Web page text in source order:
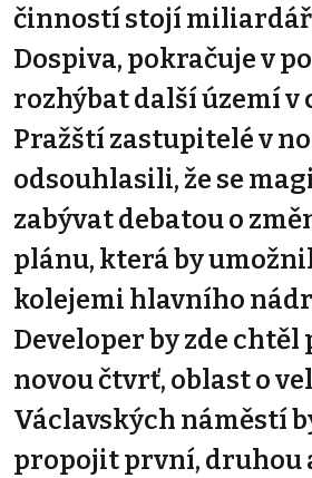
činností stojí
Dospiva, pokračuje v
rozhýbat další území v
Pražští zastupitelé v
odsouhlasili, že se
zabývat debatou o
plánu, která by
kolejemi hlavního
Developer by zde chtěl
novou čtvrť, oblast o
Václavských náměstí
propojit první, druhou